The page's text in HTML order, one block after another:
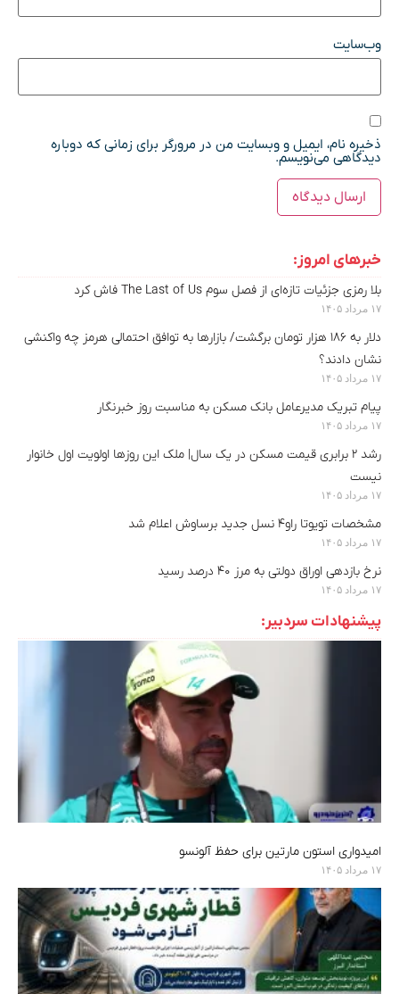
وب‌سایت
ذخیره نام، ایمیل و وبسایت من در مرورگر برای زمانی که دوباره
دیدگاهی می‌نویسم.
خبرهای امروز:
بلا رمزی جزئیات تازه‌ای از فصل سوم The Last of Us فاش کرد
۱۷ مرداد ۱۴۰۵
دلار به ۱۸۶ هزار تومان برگشت/ بازارها به توافق احتمالی هرمز چه واکنشی
نشان دادند؟
۱۷ مرداد ۱۴۰۵
پیام تبریک مدیرعامل بانک مسکن به مناسبت روز خبرنگار
۱۷ مرداد ۱۴۰۵
رشد ۲ برابری قیمت مسکن در یک سال| ملک این روزها اولویت اول خانوار
نیست
۱۷ مرداد ۱۴۰۵
مشخصات تویوتا راو۴ نسل جدید برساوش اعلام شد
۱۷ مرداد ۱۴۰۵
نرخ بازدهی اوراق دولتی به مرز ۴۰ درصد رسید
۱۷ مرداد ۱۴۰۵
پیشنهادات سردبیر:
امیدواری استون مارتین برای حفظ آلونسو
۱۷ مرداد ۱۴۰۵